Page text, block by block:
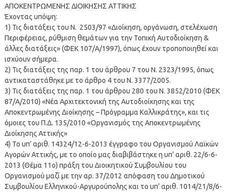
ΑΠΟΚΕΝΤΡΩΜΕΝΗΣ ΔΙΟΙΚΗΣΗΣ ΑΤΤΙΚΗΣ
Έχοντας υπόψη:
1) Τις διατάξεις του Ν. 2503/97 «Διοίκηση, οργάνωση, στελέχωση
Περιφέρειας, ρύθμιση θεμάτων για την Τοπική Αυτοδιοίκηση &
άλλες διατάξεις» (ΦΕΚ 107/Α/1997), όπως έχουν τροποποιηθεί και
ισχύουν σήμερα.
2) Τις διατάξεις της παρ. 1 του άρθρου 7 του Ν. 2323/1995, όπως
αντικαταστάθηκε με το άρθρο 4 του Ν. 3377/2005.
3) Τις διατάξεις της παρ. 1 του άρθρου 280 του Ν. 3852/2010 (ΦΕΚ
87/Α/2010) «Νέα Αρχιτεκτονική της Αυτοδιοίκησης και της
Αποκεντρωμένης Διοίκησης – Πρόγραμμα Καλλικράτης», και τις
όμοιες του Π.Δ. 135/2010 «Οργανισμός της Αποκεντρωμένης
Διοίκησης Αττικής»
4) Το υπ’ αριθ. 14324/12-6-2013 έγγραφο του Οργανισμού Λαϊκών
Αγορών Αττικής, με το οποίο μας διαβιβάστηκε η υπ’ αριθ. 22/6-6-
2013 (Θέμα 11ο) πράξη του Διοικητικού Συμβουλίου του
Οργανισμού μαζί με την αρ. 37/2012 απόφαση του Δημοτικού
Συμβουλίου Ελληνικού-Αργυρούπολης και το υπ’ αριθ. 1014/21/8/6-